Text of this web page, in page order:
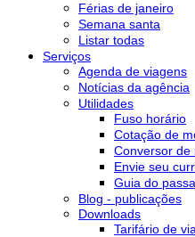
Férias de janeiro
Semana santa
Listar todas
Serviços
Agenda de viagens
Notícias da agência
Utilidades
Fuso horário
Cotação de
Conversor de
Envie seu
Guia do
Blog - publicações
Downloads
Tarifário de